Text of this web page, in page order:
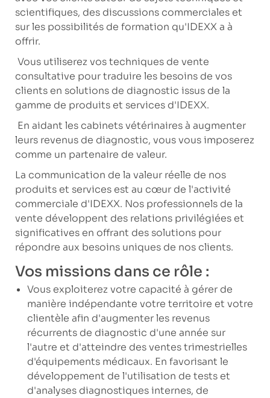
scientifiques, des discussions commerciales et
sur les possibilités de formation qu'IDEXX a à
offrir.
Vous utiliserez vos techniques de vente
consultative pour traduire les besoins de vos
clients en solutions de diagnostic issus de la
gamme de produits et services d'IDEXX.
En aidant les cabinets vétérinaires à augmenter
leurs revenus de diagnostic, vous vous imposerez
comme un partenaire de valeur.
La communication de la valeur réelle de nos
produits et services est au cœur de l'activité
commerciale d'IDEXX. Nos professionnels de la
vente développent des relations privilégiées et
significatives en offrant des solutions pour
répondre aux besoins uniques de nos clients.
Vos missions dans ce rôle :
Vous exploiterez votre capacité à gérer de
manière indépendante votre territoire et votre
clientèle afin d'augmenter les revenus
récurrents de diagnostic d'une année sur
l'autre et d'atteindre des ventes trimestrielles
d'équipements médicaux. En favorisant le
développement de l'utilisation de tests et
d'analyses diagnostiques internes, de